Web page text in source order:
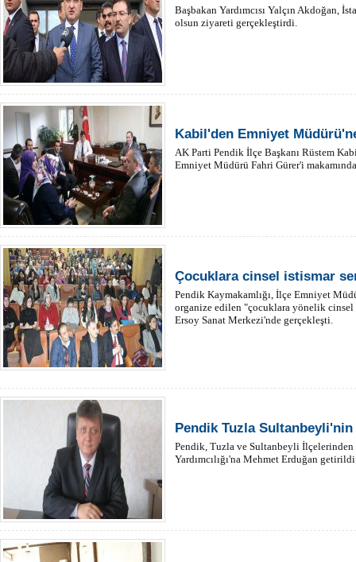
Başbakan Yardımcısı Yalçın Akdoğan,
olsun ziyareti gerçekleştirdi.
Kabil'den Emniyet
AK Parti Pendik İlçe Başkanı Rüstem
Emniyet Müdürü Fahri Gürer'i
Çocuklara cinsel istismar
Pendik Kaymakamlığı, İlçe Emniyet
organize edilen "çocuklara yönelik
Ersoy Sanat Merkezi'nde gerçekleşti.
Pendik Tuzla
Pendik, Tuzla ve Sultanbeyli
Yardımcılığı'na Mehmet Erduğan